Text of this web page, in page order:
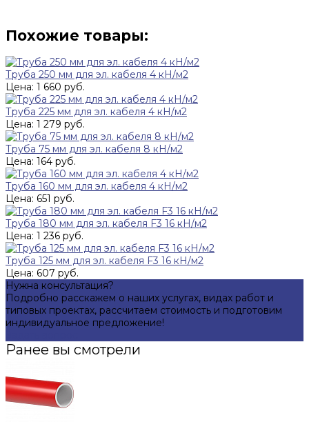
Похожие товары:
Труба 250 мм для эл. кабеля 4 кН/м2
Цена: 1 660 руб.
Труба 225 мм для эл. кабеля 4 кН/м2
Цена: 1 279 руб.
Труба 75 мм для эл. кабеля 8 кН/м2
Цена: 164 руб.
Труба 160 мм для эл. кабеля 4 кН/м2
Цена: 651 руб.
Труба 180 мм для эл. кабеля F3 16 кН/м2
Цена: 1 236 руб.
Труба 125 мм для эл. кабеля F3 16 кН/м2
Цена: 607 руб.
Нужна консультация?
Подробно расскажем о наших услугах, видах работ и
типовых проектах, рассчитаем стоимость и подготовим
индивидуальное предложение!
Ранее вы смотрели